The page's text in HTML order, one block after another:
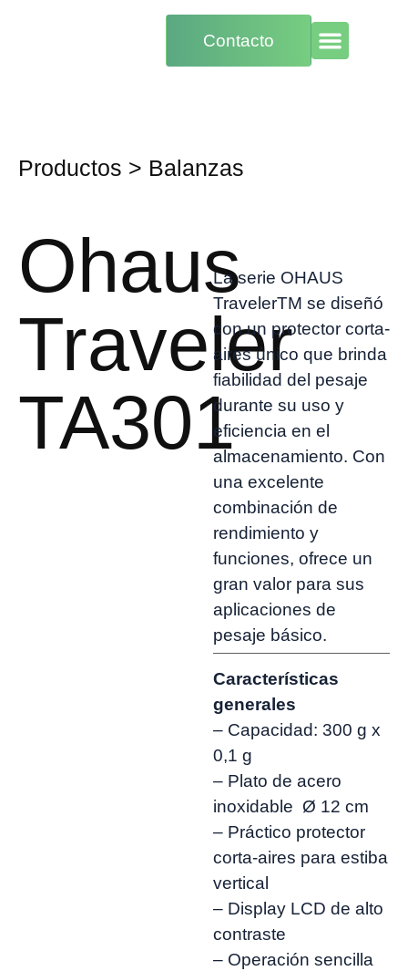
Contacto
Productos > Balanzas
Ohaus
Traveler
TA301
La serie OHAUS
TravelerTM se diseñó
con un protector corta-
aires único que brinda
fiabilidad del pesaje
durante su uso y
eficiencia en el
almacenamiento. Con
una excelente
combinación de
rendimiento y
funciones, ofrece un
gran valor para sus
aplicaciones de
pesaje básico.
Características
generales
– Capacidad: 300 g x
0,1 g
– Plato de acero
inoxidable Ø 12 cm
– Práctico protector
corta-aires para estiba
vertical
– Display LCD de alto
contraste
– Operación sencilla